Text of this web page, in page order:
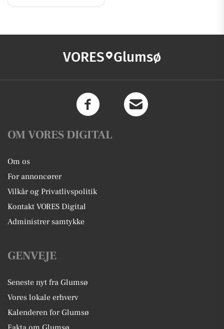
VORES Glumsø
OM VORES DIGITAL
Om os
For annoncører
Vilkår og Privatlivspolitik
Kontakt VORES Digital
Administrer samtykke
GENVEJE
Seneste nyt fra Glumsø
Vores lokale erhverv
Kalenderen for Glumsø